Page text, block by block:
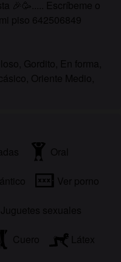
🎉🥳..... Escríbeme o
piso 642506849
Gordito, En forma,
Oriente Medio,
Oral
Ver porno
Juguetes sexuales
Cuero Látex